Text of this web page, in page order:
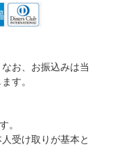
お、お振込みは当
す。
。
受け取りが基本と